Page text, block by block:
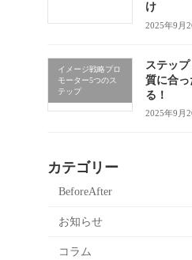
け
2025年9月
イメージ戦略プロ
モーター5つのス
テップ
ステッ
質に合
る！
2025年9月
カテゴリー
BeforeAfter
お知らせ
コラム